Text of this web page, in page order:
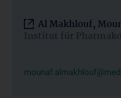
Al Makhlouf,
Institut für